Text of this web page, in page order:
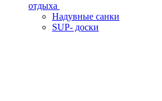
отдыха
Надувные санки
SUP- доски